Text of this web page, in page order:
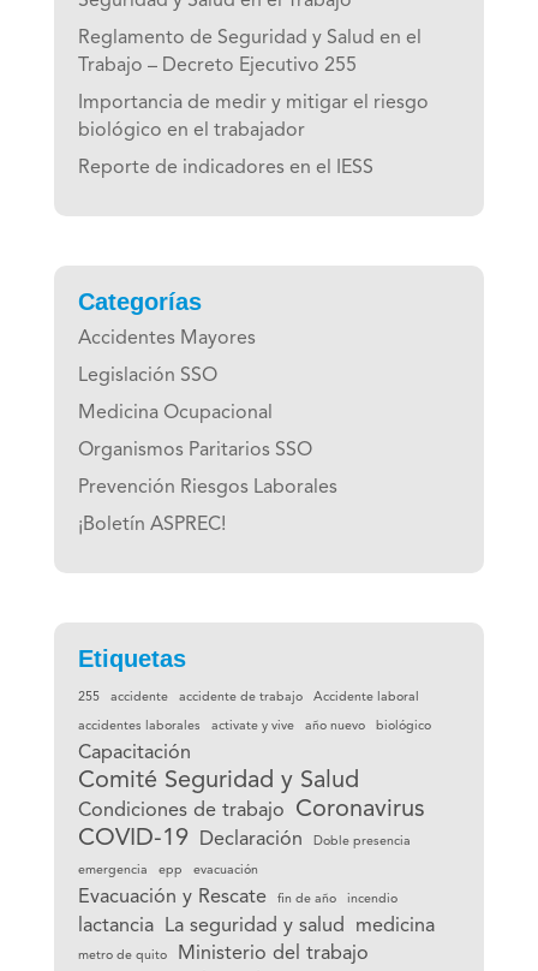
Reglamento de Seguridad y Salud en el
Trabajo – Decreto Ejecutivo 255
Importancia de medir y mitigar el riesgo
biológico en el trabajador
Reporte de indicadores en el IESS
Categorías
Accidentes Mayores
Legislación SSO
Medicina Ocupacional
Organismos Paritarios SSO
Prevención Riesgos Laborales
¡Boletín ASPREC!
Etiquetas
255 accidente accidente de trabajo Accidente laboral
accidentes laborales activate y vive año nuevo biológico
Capacitación
Comité Seguridad y Salud
Condiciones de trabajo
Coronavirus
COVID-19
Declaración Doble presencia
emergencia epp evacuación
Evacuación y Rescate fin de año incendio
lactancia La seguridad y salud medicina
metro de quito Ministerio del trabajo